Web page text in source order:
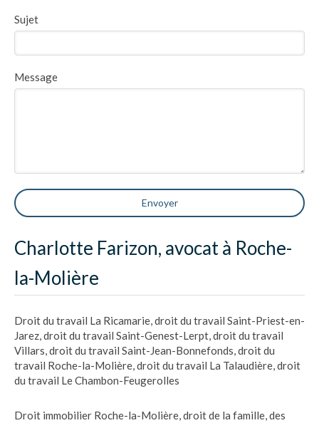
Sujet
Message
Envoyer
Charlotte Farizon, avocat à Roche-
la-Molière
Droit du travail La Ricamarie,droit du travail Saint-Priest-en-
Jarez,droit du travail Saint-Genest-Lerpt,droit du travail
Villars,droit du travail Saint-Jean-Bonnefonds,droit du
travail Roche-la-Molière,droit du travail La Talaudière,droit
du travail Le Chambon-Feugerolles
Droit immobilier Roche-la-Molière,droit de la famille, des